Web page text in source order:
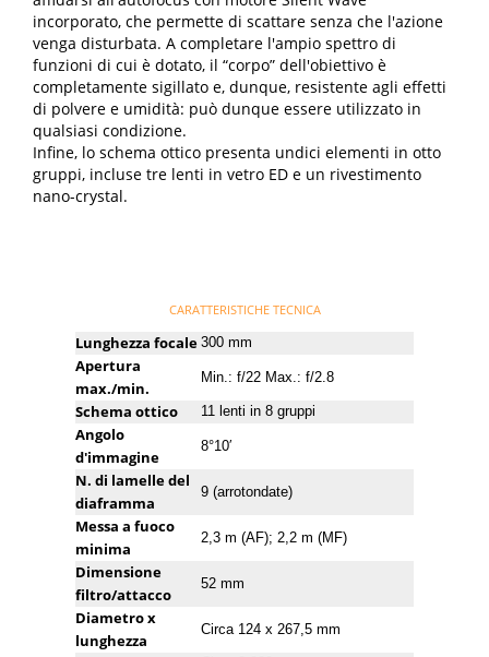
incorporato, che permette di scattare senza che l'azione
venga disturbata. A completare l'ampio spettro di
funzioni di cui è dotato, il “corpo” dell'obiettivo è
completamente sigillato e, dunque, resistente agli effetti
di polvere e umidità: può dunque essere utilizzato in
qualsiasi condizione.
Infine, lo schema ottico presenta undici elementi in otto
gruppi, incluse tre lenti in vetro ED e un rivestimento
nano-crystal.
CARATTERISTICHE TECNICA
Lunghezza focale 300 mm
Apertura
max./min.
Min.: f/22 Max.: f/2.8
Schema ottico 11 lenti in 8 gruppi
Angolo
d'immagine
8°10′
N. di lamelle del
diaframma
9 (arrotondate)
Messa a fuoco
minima
2,3 m (AF); 2,2 m (MF)
Dimensione
filtro/attacco
52 mm
Diametro x
lunghezza
Circa 124 x 267,5 mm